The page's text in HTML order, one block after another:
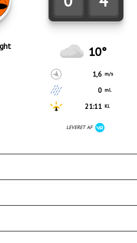
10°
1,6 m/s
0 ml.
21:11 Kl.
LEVERET AF